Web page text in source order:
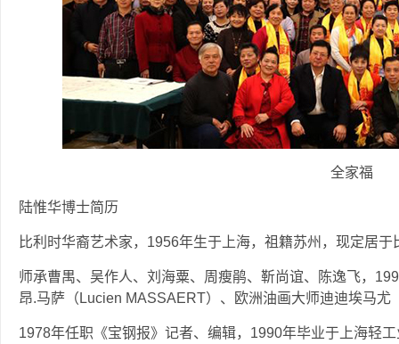
全家福
陆惟华博士简历
比利时华裔艺术家，1956年生于上海，祖籍苏州，现定居
师承曹禺、吴作人、刘海粟、周瘦鹃、靳尚谊、陈逸飞，
昂.马萨（Lucien MASSAERT）、欧洲油画大师迪迪埃马尤
1978年任职《宝钢报》记者、编辑，1990年毕业于上海轻